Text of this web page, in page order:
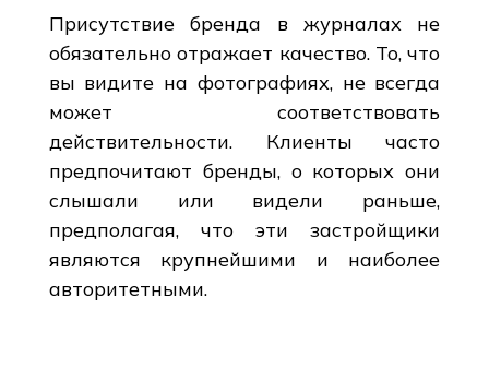
Присутствие бренда в журналах не
обязательно отражает качество. То, что
вы видите на фотографиях, не всегда
может соответствовать
действительности. Клиенты часто
предпочитают бренды, о которых они
слышали или видели раньше,
предполагая, что эти застройщики
являются крупнейшими и наиболее
авторитетными.